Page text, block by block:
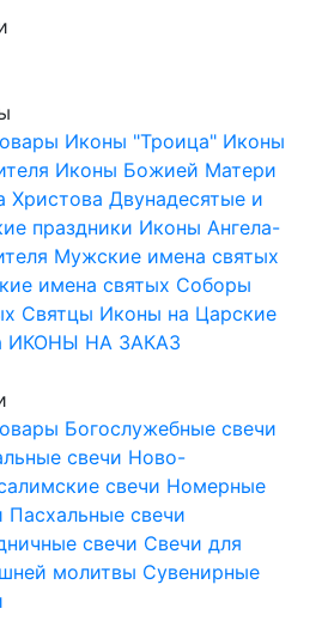
Иконы "Троица" Иконы
Иконы Божией Матери
Христова Двунадесятые и
праздники Иконы Ангела-
Мужские имена святых
имена святых Соборы
Святцы Иконы на Царские
ИКОНЫ НА ЗАКАЗ
Богослужебные свечи
свечи Ново-
свечи Номерные
Пасхальные свечи
свечи Свечи для
молитвы Сувенирные